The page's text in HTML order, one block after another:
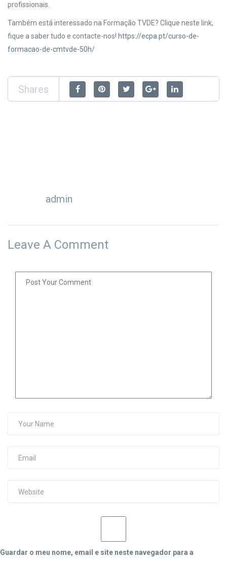
profissionais.
Também está interessado na Formação TVDE? Clique neste link,
fique a saber tudo e contacte-nos! https://ecpa.pt/curso-de-
formacao-de-cmtvde-50h/
Shares
admin
Leave A Comment
Guardar o meu nome, email e site neste navegador para a